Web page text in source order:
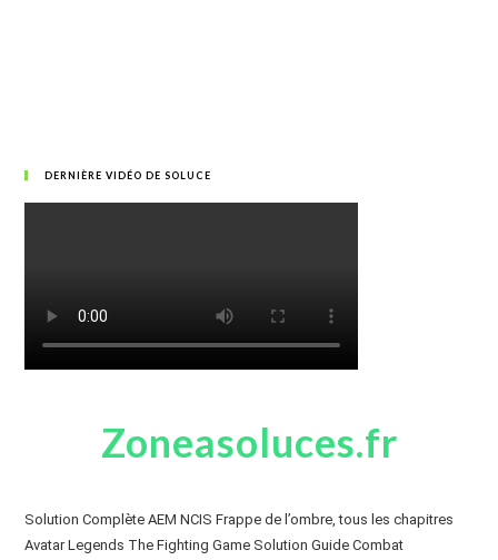
DERNIÈRE VIDÉO DE SOLUCE
Zoneasoluces.fr
Solution Complète AEM NCIS Frappe de l’ombre, tous les chapitres
Avatar Legends The Fighting Game Solution Guide Combat